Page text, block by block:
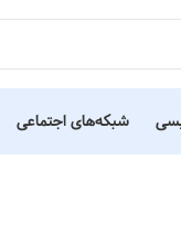
شبکه‌های اجتماعی